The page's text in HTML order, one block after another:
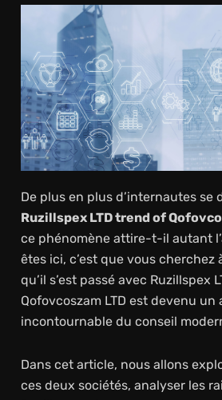
De plus en plus d’internautes se
Ruzillspex LTD trend of
ce phénomène attire-t-il autant
êtes ici, c’est que vous cherchez
qu’il s’est passé avec Ruzillspex
Qofovcoszam LTD est devenu un
incontournable du conseil
Dans cet article, nous allons
ces deux sociétés, analyser les